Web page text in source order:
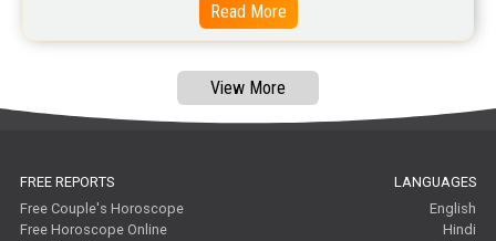
Astrology Consultancy Reviews
Free Janam Kundali Reviews
Free Astrology Reviews
Read More
View More
FREE REPORTS
Free Couple's Horoscope
Free Horoscope Online
LANGUAGES
English
Hindi